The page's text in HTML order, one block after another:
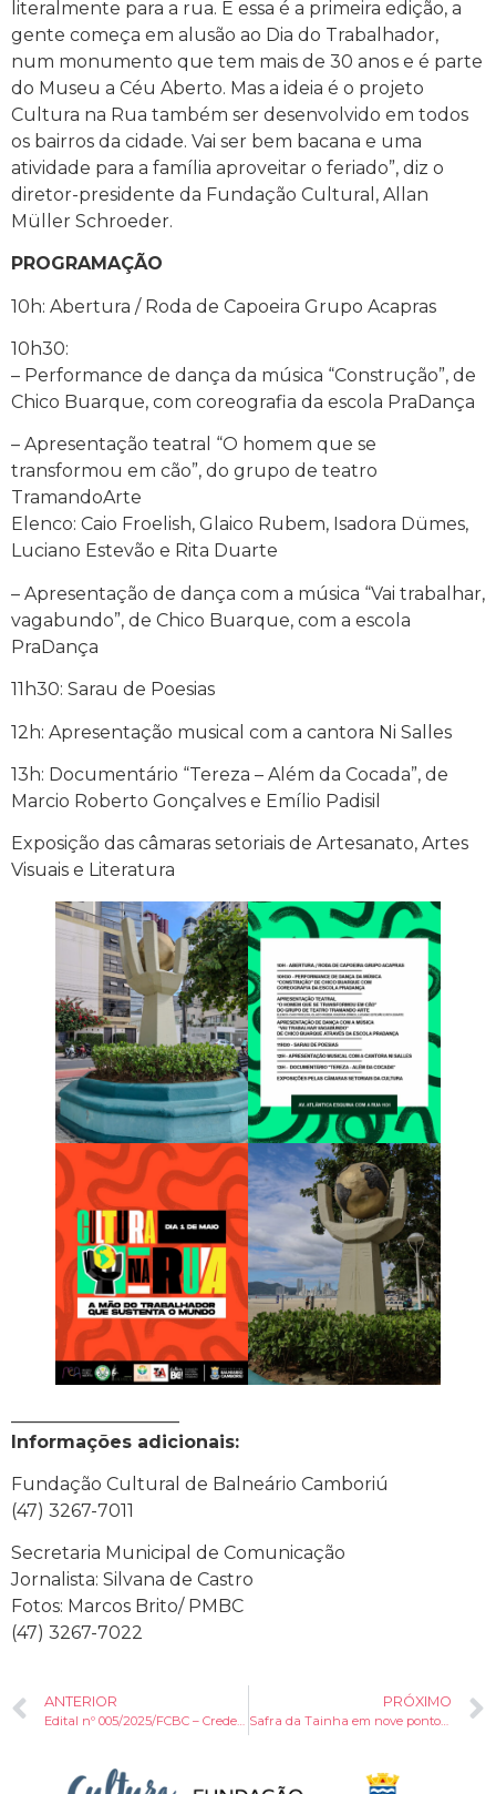
literalmente para a rua. E essa é a primeira edição, a
gente começa em alusão ao Dia do Trabalhador,
num monumento que tem mais de 30 anos e é parte
do Museu a Céu Aberto. Mas a ideia é o projeto
Cultura na Rua também ser desenvolvido em todos
os bairros da cidade. Vai ser bem bacana e uma
atividade para a família aproveitar o feriado”, diz o
diretor-presidente da Fundação Cultural, Allan
Müller Schroeder.
PROGRAMAÇÃO
10h: Abertura / Roda de Capoeira Grupo Acapras
10h30:
– Performance de dança da música “Construção”, de
Chico Buarque, com coreografia da escola PraDança
– Apresentação teatral “O homem que se
transformou em cão”, do grupo de teatro
TramandoArte
Elenco: Caio Froelish, Glaico Rubem, Isadora Dümes,
Luciano Estevão e Rita Duarte
– Apresentação de dança com a música “Vai trabalhar,
vagabundo”, de Chico Buarque, com a escola
PraDança
11h30: Sarau de Poesias
12h: Apresentação musical com a cantora Ni Salles
13h: Documentário “Tereza – Além da Cocada”, de
Marcio Roberto Gonçalves e Emílio Padisil
Exposição das câmaras setoriais de Artesanato, Artes
Visuais e Literatura
Informações adicionais:
Fundação Cultural de Balneário Camboriú
(47) 3267-7011
Secretaria Municipal de Comunicação
Jornalista: Silvana de Castro
Fotos: Marcos Brito/ PMBC
(47) 3267-7022
ANTERIOR PRÓXIMO
Safra da Tainha em nove pontos das praias de Balneário Camboriú começa nesta quinta